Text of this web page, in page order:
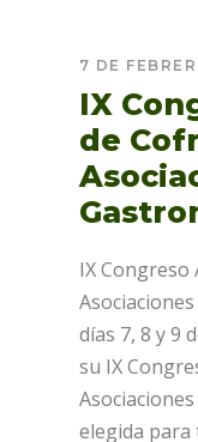
7 DE
IX
de
IX Congreso
días 7, 8 y 9
su IX
elegida para